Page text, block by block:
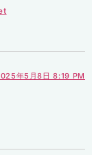
年5月8日 8:19 PM